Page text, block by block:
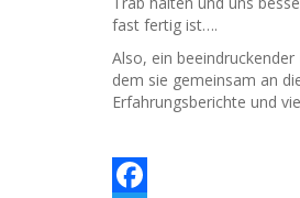
fast fertig ist….
Also, ein
dem sie gemeinsam an
Erfahrungsberichte und